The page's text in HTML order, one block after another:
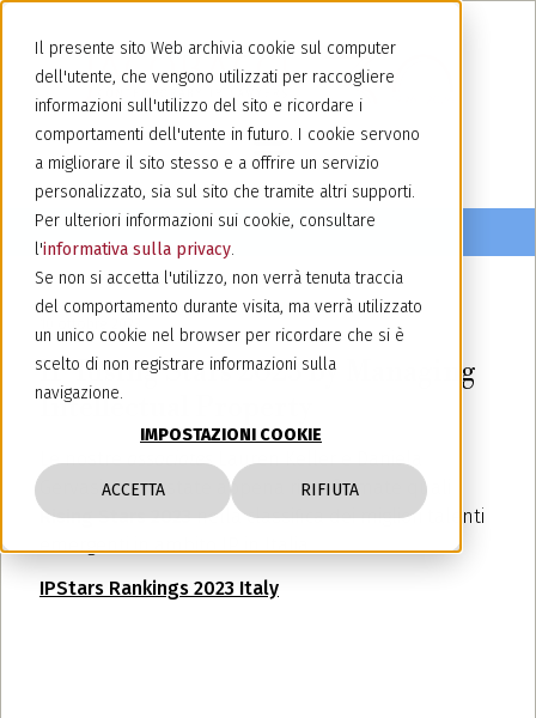
Il presente sito Web archivia cookie sul computer
dell'utente, che vengono utilizzati per raccogliere
informazioni sull'utilizzo del sito e ricordare i
comportamenti dell'utente in futuro. I cookie servono
a migliorare il sito stesso e a offrire un servizio
personalizzato, sia sul sito che tramite altri supporti.
Per ulteriori informazioni sui cookie, consultare
l'informativa sulla privacy.
Se non si accetta l'utilizzo, non verrà tenuta traccia
del comportamento durante visita, ma verrà utilizzato
un unico cookie nel browser per ricordare che si è
scelto di non registrare informazioni sulla
navigazione.
IMPOSTAZIONI COOKIE
ACCETTA RIFIUTA
10 ottobre 2023
IP Rising Stars 2023 by Managing
Intellectual Property
Le nostreassociates
Lauren Keller e Daniela
Gervasio sono state appena riconfermate quali
Rising Stars 2023nella classifica dei migliori talenti
IPStars Rankings 2023 Italy